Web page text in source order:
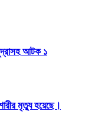
আটক ১
মৃত্যু হয়েছে।